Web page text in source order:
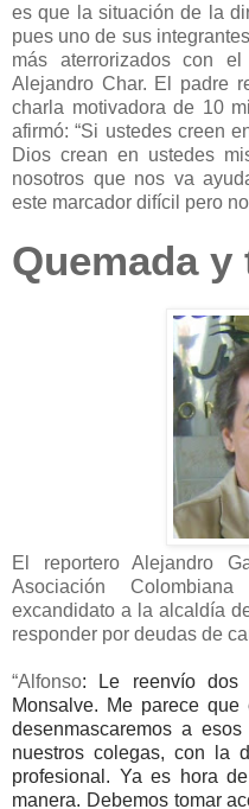
es que la situación de la
pues uno de sus
más aterrorizados con
Alejandro Char. El padre
charla motivadora de 10
afirmó: “Si ustedes creen
Dios crean en ustedes
nosotros que nos va
este marcador difícil pero
Quemada y
El reportero Alejandro
Asociación
excandidato a la alcaldía
responder por deudas de
“Alfonso: Le reenvío dos
Monsalve. Me parece
desenmascaremos a
nuestros colegas, con la
profesional. Ya es hora
manera. Debemos tomar